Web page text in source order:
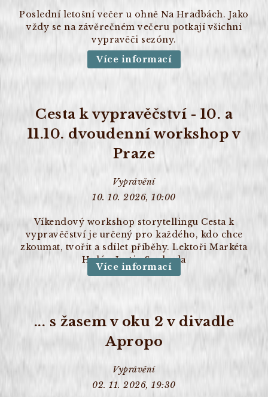
Poslední letošní večer u ohně Na Hradbách. Jako
vždy se na závěrečném večeru potkají všichni
vypravěči sezóny.
Více informací
Cesta k vypravěčství - 10. a
11.10. dvoudenní workshop v
Praze
Vyprávění
10. 10. 2026, 10:00
Víkendový workshop storytellingu Cesta k
vypravěčství je určený pro každého, kdo chce
zkoumat, tvořit a sdílet příběhy. Lektoři Markéta
Holá a Justin Svoboda
Více informací
... s žasem v oku 2 v divadle
Apropo
Vyprávění
02. 11. 2026, 19:30